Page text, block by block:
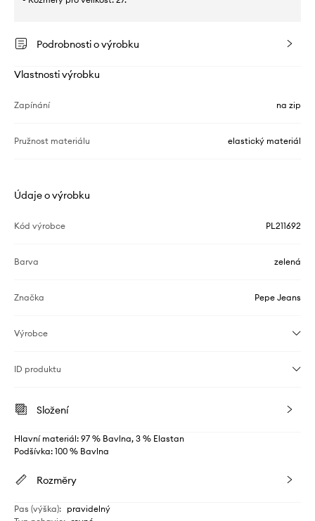
Podrobnosti o výrobku
Vlastnosti výrobku
Zapínání na zip
Pružnost materiálu elastický materiál
Údaje o výrobku
Kód výrobce PL211692
Barva zelená
Značka Pepe Jeans
Výrobce
ID produktu
Složení
Hlavní materiál: 97 % Bavlna, 3 % Elastan
Podšívka: 100 % Bavlna
Rozměry
Pas (výška): pravidelný